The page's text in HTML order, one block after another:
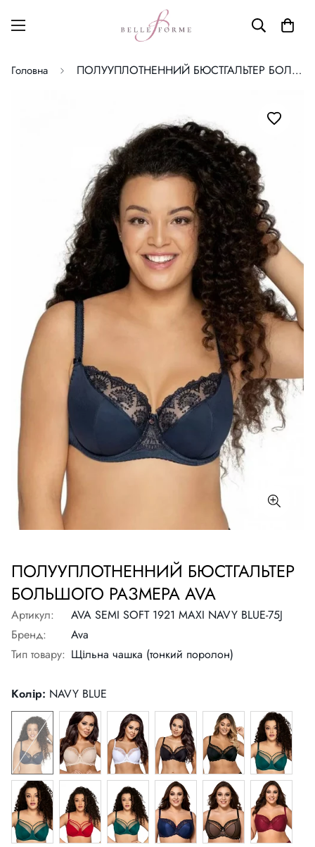
Головна ПОЛУУПЛОТНЕННИЙ БЮСТГАЛЬТЕР БОЛЬШОГО РАЗМЕРА AVA
ПОЛУУПЛОТНЕННИЙ БЮСТГАЛЬТЕР
БОЛЬШОГО РАЗМЕРА AVA
Артикул:
AVA SEMI SOFT 1921 MAXI NAVY BLUE-75J
Бренд:
Ava
Тип товару: Щільна чашка (тонкий поролон)
Колір: NAVY BLUE